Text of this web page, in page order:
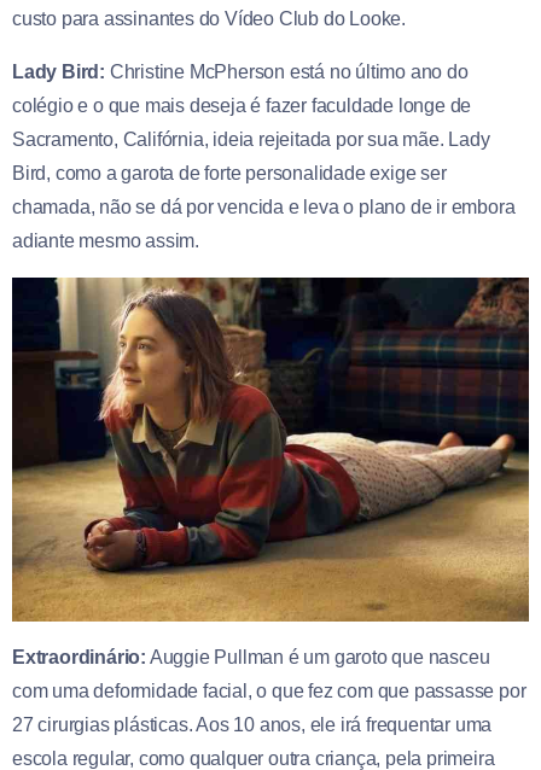
custo para assinantes do Vídeo Club do Looke.
Lady Bird: Christine McPherson está no último ano do
colégio e o que mais deseja é fazer faculdade longe de
Sacramento, Califórnia, ideia rejeitada por sua mãe. Lady
Bird, como a garota de forte personalidade exige ser
chamada, não se dá por vencida e leva o plano de ir embora
adiante mesmo assim.
Extraordinário: Auggie Pullman é um garoto que nasceu
com uma deformidade facial, o que fez com que passasse por
27 cirurgias plásticas. Aos 10 anos, ele irá frequentar uma
escola regular, como qualquer outra criança, pela primeira